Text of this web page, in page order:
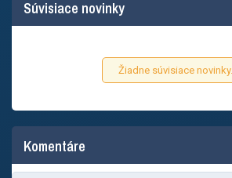
Súvisiace novinky
Žiadne súvisiace novinky.
Komentáre